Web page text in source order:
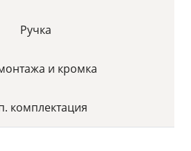
Ручка
и кромка
комплектация